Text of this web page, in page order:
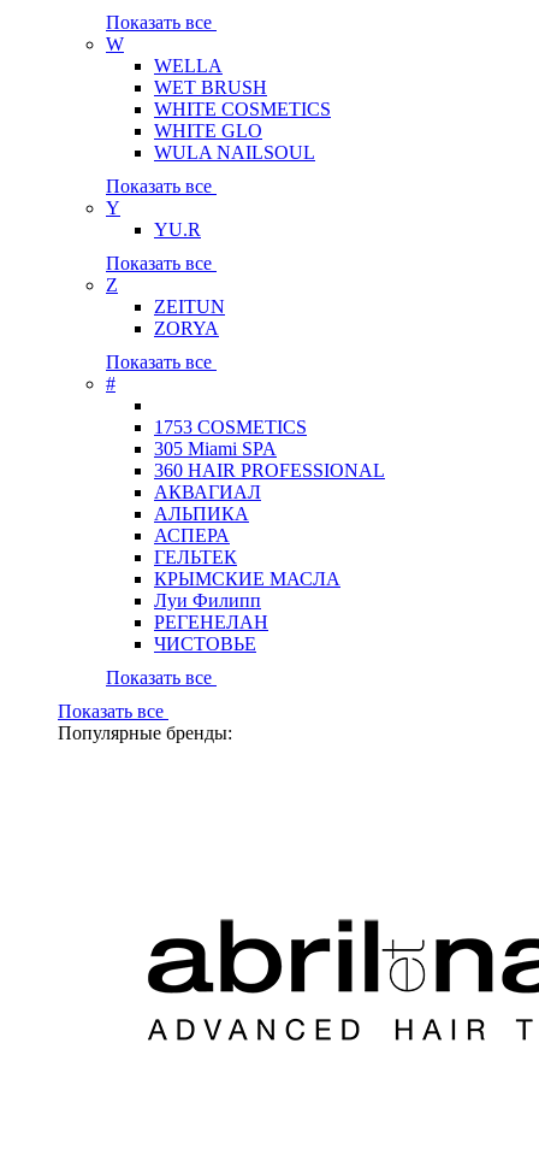
Показать все
W
WELLA
WET BRUSH
WHITE COSMETICS
WHITE GLO
WULA NAILSOUL
Показать все
Y
YU.R
Показать все
Z
ZEITUN
ZORYA
Показать все
#
1753 COSMETICS
305 Miami SPA
360 HAIR PROFESSIONAL
АКВАГИАЛ
АЛЬПИКА
АСПЕРА
ГЕЛЬТЕК
КРЫМСКИЕ МАСЛА
Луи Филипп
РЕГЕНЕЛАН
ЧИСТОВЬЕ
Показать все
Показать все
Популярные бренды: